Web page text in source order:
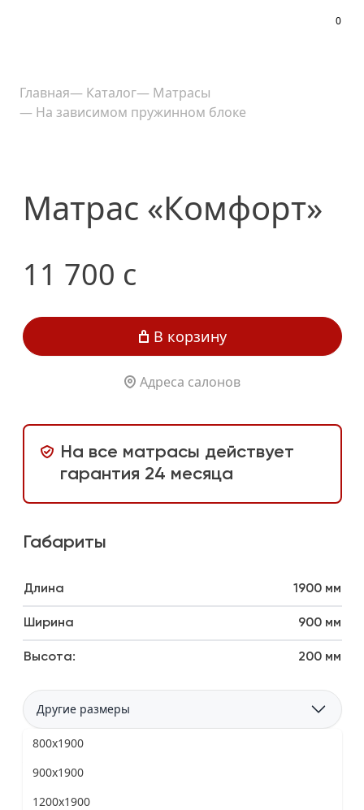
0
Главная— Каталог— Матрасы
— На зависимом пружинном блоке
Матрас «Комфорт»
11 700 c
В корзину
Адреса салонов
На все матрасы действует
гарантия 24 месяца
Габариты
Длина 1900 мм
Ширина 900 мм
Высота: 200 мм
Другие размеры
800x1900
900x1900
1200x1900